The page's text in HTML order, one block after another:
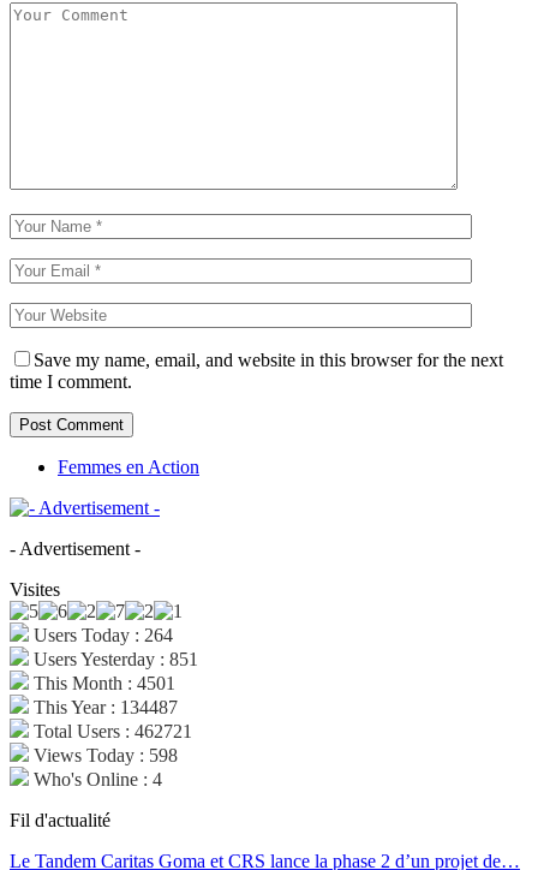
Save my name, email, and website in this browser for the next
time I comment.
Femmes en Action
- Advertisement -
Visites
Users Today : 264
Users Yesterday : 851
This Month : 4501
This Year : 134487
Total Users : 462721
Views Today : 598
Who's Online : 4
Fil d'actualité
Le Tandem Caritas Goma et CRS lance la phase 2 d’un projet de…